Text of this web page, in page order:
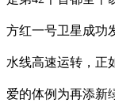
方红一号卫星成功
水线高速运转，正
爱的体例为再添新